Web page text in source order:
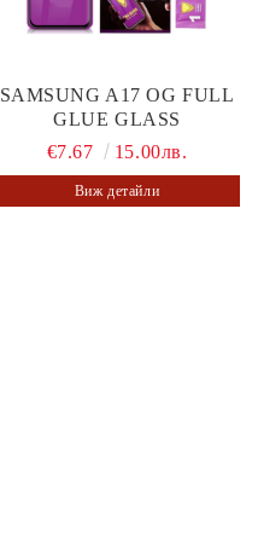
SAMSUNG A17 OG FULL
GLUE GLASS
€7.67
15.00лв.
Виж детайли